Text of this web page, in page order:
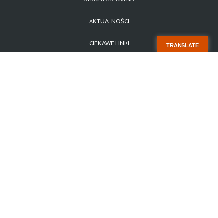
TRANSLATE
AKTUALNOŚCI
CIEKAWE LINKI